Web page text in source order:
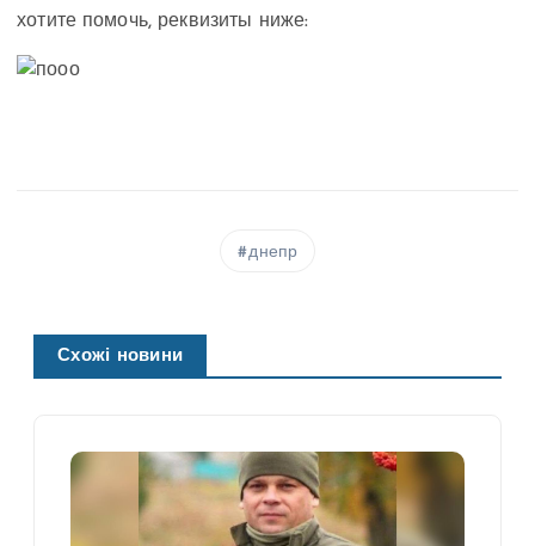
хотите помочь, реквизиты ниже:
днепр
Схожі новини